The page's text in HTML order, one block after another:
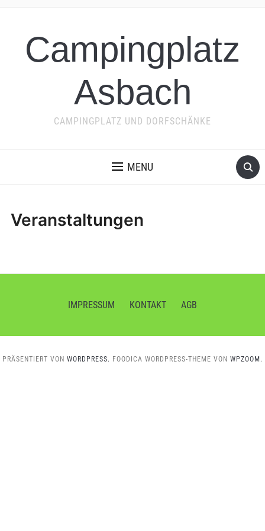
Campingplatz
Asbach
CAMPINGPLATZ UND DORFSCHÄNKE
MENU
Veranstaltungen
IMPRESSUM KONTAKT AGB
PRÄSENTIERT VON WORDPRESS. FOODICA WORDPRESS-THEME VON WPZOOM.